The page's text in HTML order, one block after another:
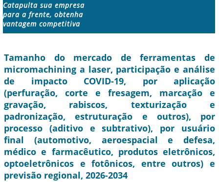
Catapulta sua empresa
para a frente, obtenha
vantagem competitiva
Tamanho do mercado de ferramentas de
micromachining a laser, participação e análise
de impacto COVID-19, por aplicação
(perfuração, corte e fresagem, marcação e
gravação, rabiscos, texturização e
padronização, estruturação e outros), por
processo (aditivo e subtrativo), por usuário
final (automotivo, aeroespacial e defesa,
médico e farmacêutico, produtos eletrônicos,
optoeletrônicos e fotônicos, entre outros) e
previsão regional, 2026-2034